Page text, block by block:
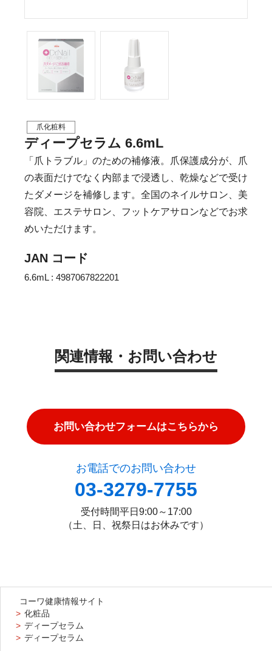
爪化粧料
ディープセラム 6.6mL
「爪トラブル」のための補修液。爪保護成分が、爪
の表面だけでなく内部まで浸透し、乾燥などで受け
たダメージを補修します。全国のネイルサロン、美
容院、エステサロン、フットケアサロンなどでお求
めいただけます。
JAN コード
6.6mL : 4987067822201
関連情報・お問い合わせ
お問い合わせフォームはこちらから
お電話でのお問い合わせ
03-3279-7755
受付時間平日9:00～17:00
（土、日、祝祭日はお休みです）
コーワ健康情報サイト
化粧品
ディープセラム
ディープセラム